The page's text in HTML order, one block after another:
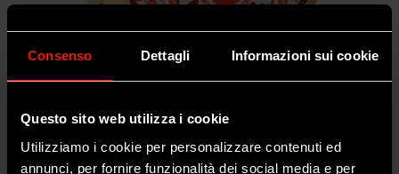
Consenso Dettagli Informazioni sui cookie
Questo sito web utilizza i cookie
Utilizziamo i cookie per personalizzare contenuti ed
annunci, per fornire funzionalità dei social media e per
NOVELLA